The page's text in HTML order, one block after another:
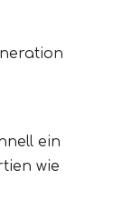
ein
wie